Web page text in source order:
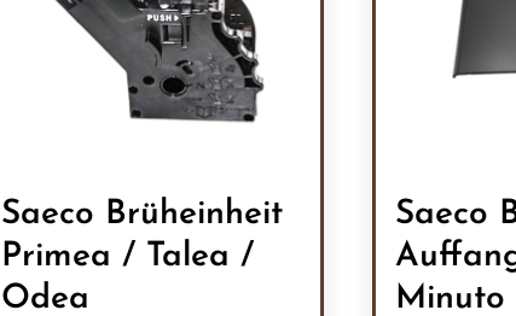
Saeco Brüheinheit
Primea / Talea /
Odea
Saeco
Minuto